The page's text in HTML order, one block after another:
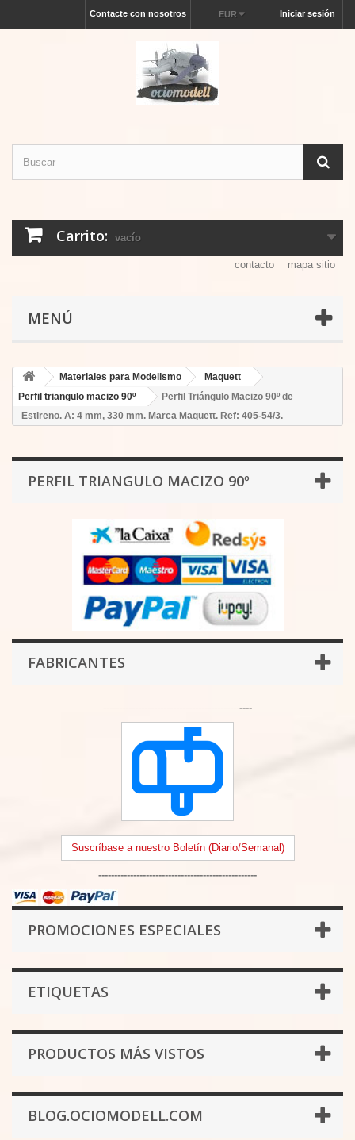
Iniciar sesión
EUR
Contacte con nosotros
Carrito: vacío
contacto mapa sitio
MENÚ
Materiales para Modelismo
Maquett
Perfil triangulo macizo 90º
Perfil Triángulo Macizo 90º de
Estireno. A: 4 mm, 330 mm. Marca Maquett. Ref: 405-54/3.
PERFIL TRIANGULO MACIZO 90º
FABRICANTES
-----------------------------------------------
Suscríbase a nuestro Boletín (Diario/Semanal)
--------------------------------------------------
PROMOCIONES ESPECIALES
ETIQUETAS
PRODUCTOS MÁS VISTOS
BLOG.OCIOMODELL.COM